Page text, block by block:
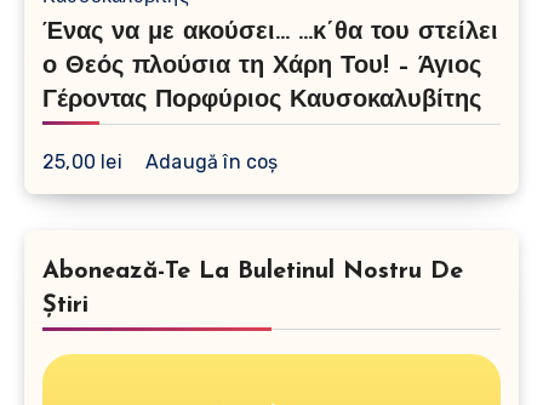
Ένας να με ακούσει… …κ΄θα του στείλει
ο Θεός πλούσια τη Χάρη Του! – Άγιος
Γέροντας Πορφύριος Καυσοκαλυβίτης
25,00 lei Adaugă în coș
Abonează-Te La Buletinul Nostru De
Știri